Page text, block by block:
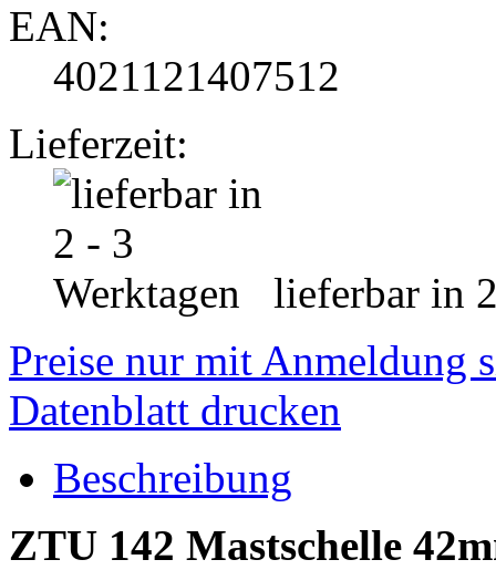
EAN:
4021121407512
Lieferzeit:
lieferbar in
Preise nur mit Anmeldung
Datenblatt drucken
Beschreibung
ZTU 142 Mastschelle